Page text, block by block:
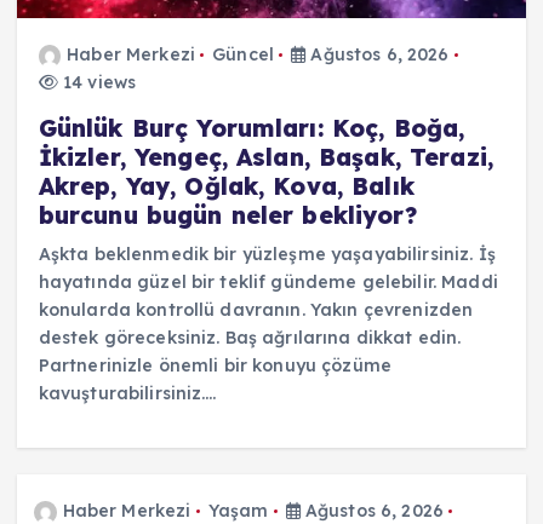
Haber Merkezi Güncel
Ağustos 6, 2026
14 views
Günlük Burç Yorumları: Koç, Boğa,
İkizler, Yengeç, Aslan, Başak, Terazi,
Akrep, Yay, Oğlak, Kova, Balık
burcunu bugün neler bekliyor?
Aşkta beklenmedik bir yüzleşme yaşayabilirsiniz. İş
hayatında güzel bir teklif gündeme gelebilir. Maddi
konularda kontrollü davranın. Yakın çevrenizden
destek göreceksiniz. Baş ağrılarına dikkat edin.
Partnerinizle önemli bir konuyu çözüme
kavuşturabilirsiniz.…
Haber Merkezi Yaşam
Ağustos 6, 2026